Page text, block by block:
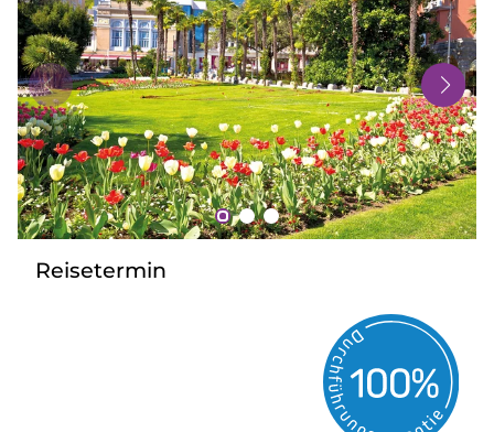
Bus mieten
Gutscheine
Kontakt
Reisetermin